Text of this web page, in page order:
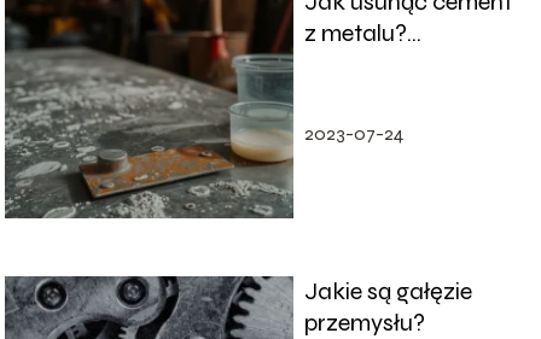
z metalu?
2023-07-24
Jakie są gałęzie
przemysłu?